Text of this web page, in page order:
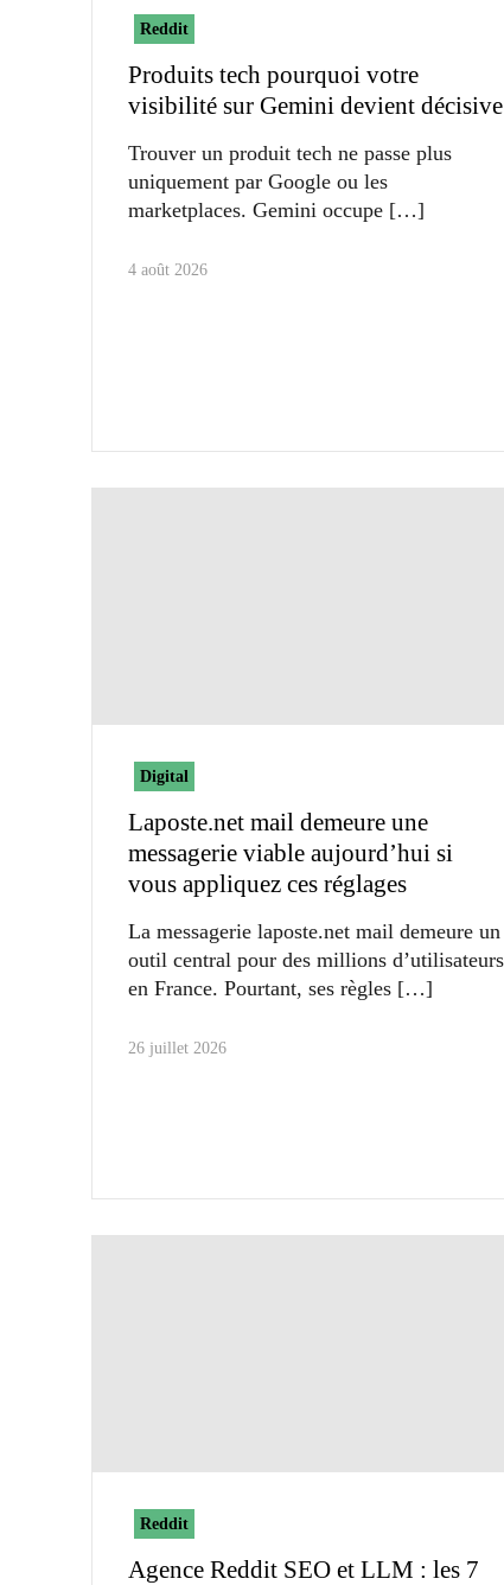
Reddit
Produits tech pourquoi votre
visibilité sur Gemini devient décisive
Trouver un produit tech ne passe plus
uniquement par Google ou les
marketplaces. Gemini occupe
4 août 2026
Digital
Laposte.net mail demeure une
messagerie viable aujourd’hui si
vous appliquez ces réglages
La messagerie laposte.net mail demeure un
outil central pour des millions d’utilisateurs
en France. Pourtant, ses règles
26 juillet 2026
Reddit
Agence Reddit SEO et LLM : les 7